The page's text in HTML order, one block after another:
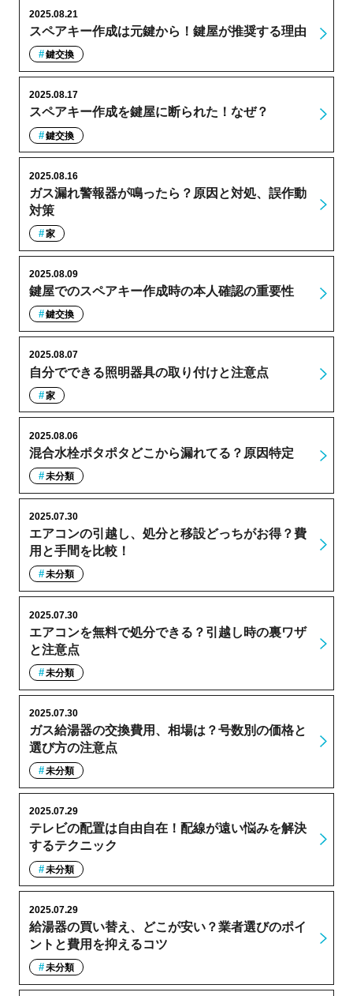
スペアキー作成は元鍵から！鍵屋が推奨する理由
2025.08.21
鍵交換
スペアキー作成を鍵屋に断られた！なぜ？
2025.08.17
鍵交換
ガス漏れ警報器が鳴ったら？原因と対処、誤作動
対策
2025.08.16
家
鍵屋でのスペアキー作成時の本人確認の重要性
2025.08.09
鍵交換
自分でできる照明器具の取り付けと注意点
2025.08.07
家
混合水栓ポタポタどこから漏れてる？原因特定
2025.08.06
未分類
エアコンの引越し、処分と移設どっちがお得？費
用と手間を比較！
2025.07.30
未分類
エアコンを無料で処分できる？引越し時の裏ワザ
と注意点
2025.07.30
未分類
ガス給湯器の交換費用、相場は？号数別の価格と
選び方の注意点
2025.07.30
未分類
テレビの配置は自由自在！配線が遠い悩みを解決
するテクニック
2025.07.29
未分類
給湯器の買い替え、どこが安い？業者選びのポイ
ントと費用を抑えるコツ
2025.07.29
未分類